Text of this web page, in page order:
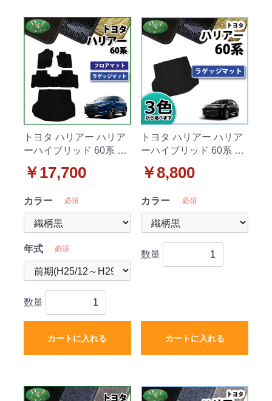
トヨタ ハリアー ハリア
ーハイブリッド 60系 フ
ット セット 織柄シリー
￥17,700
カラー 必須
年式 必須
数量
カートに入れる
トヨタ ハリアー ハリア
ーハイブリッド 60系 ラ
ーズ 社外新品
￥8,800
カラー 必須
数量
カートに入れる